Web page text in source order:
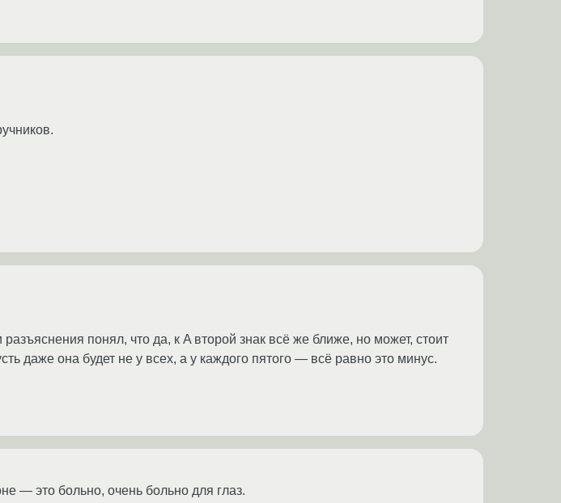
понял, что да, к A второй знак всё же ближе, но может, стоит
даже она будет не у всех, а у каждого пятого — всё равно это минус.
— это больно, очень больно для глаз.